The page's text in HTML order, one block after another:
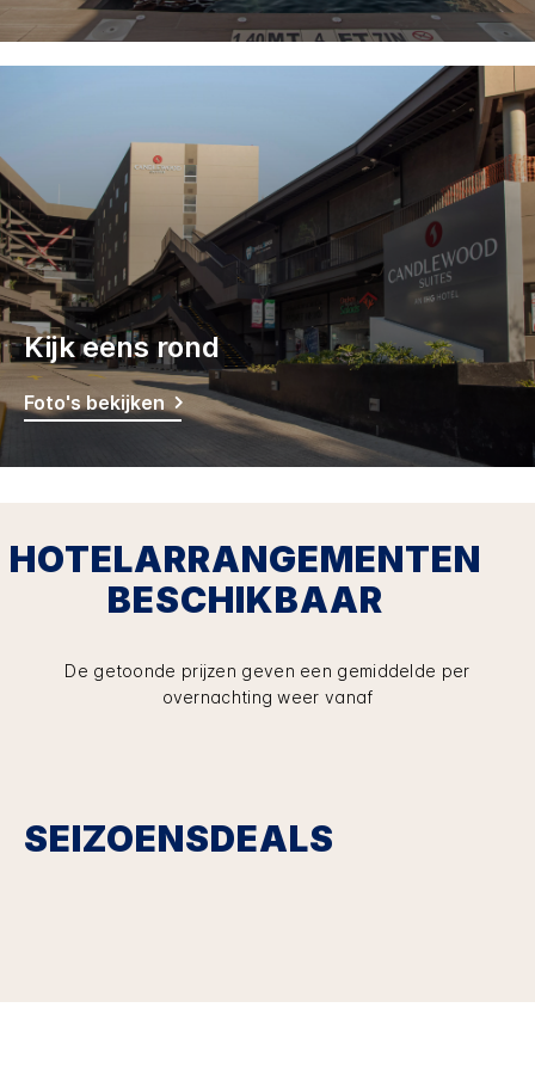
Kijk eens rond
Foto's bekijken
HOTELARRANGEMENTEN
BESCHIKBAAR
De getoonde prijzen geven een gemiddelde per
overnachting weer vanaf
SEIZOENSDEALS